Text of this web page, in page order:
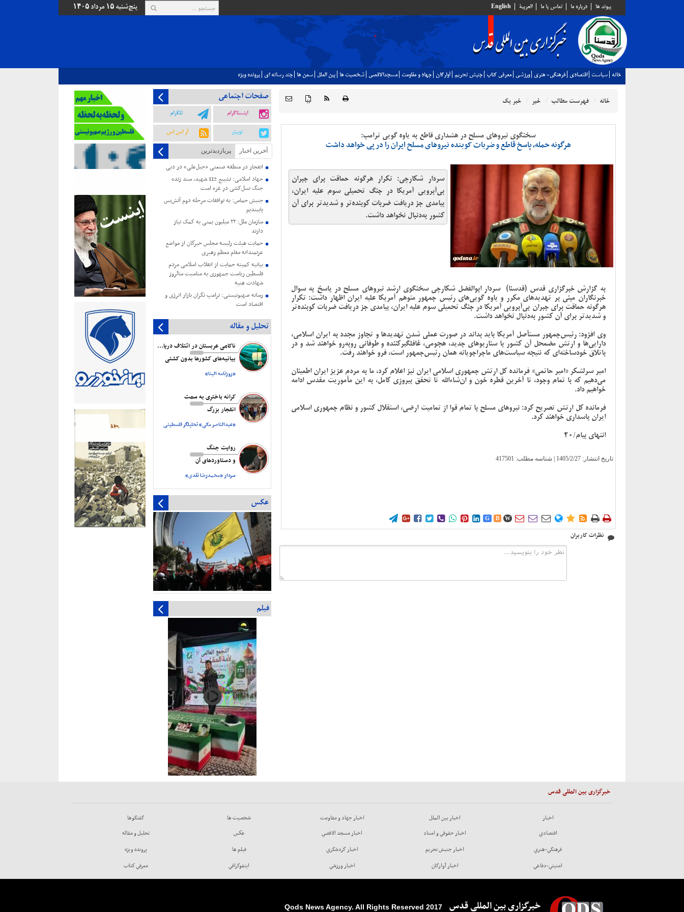
پيوند ها درباره ما تماس با ما العربية English پنج‌شنبه ۱۵ مرداد ۱۴۰۵
خانه سياست اقتصادي فرهنگي- هنري ورزشي معرفي كتاب جنبش تحريم آوارگان جهاد و مقاومت مسجدالاقصي شخصيت ها بين الملل سمن ها چند رسانه اي پرونده ويژه
{ } خانه فهرست مطالب خبر خبر یک
سخنگوی نیروهای مسلح در هشداری قاطع به یاوه گویی ترامپ:
هرگونه حمله، پاسخ قاطع و ضربات کوبنده نیروهای مسلح ایران را در پی خواهد داشت
سردار شکارچی: تکرار هرگونه حماقت برای جبران
بی‌آبرویی آمریکا در جنگ تحمیلی سوم علیه ایران،
پیامدی جز دریافت ضربات کوبنده‌تر و شدیدتر برای آن
کشور به‌دنبال نخواهد داشت.
به گزارش خبرگزاری قدس (قدسنا) سردار ابوالفضل شکارچی سخنگوی ارشد نیرو‌های مسلح در پاسخ به سوال
خبرنگاران مبنی بر تهدید‌های مکرر و یاوه گویی‌های رئیس جمهور متوهم آمریکا علیه ایران اظهار داشت: تکرار
هرگونه حماقت برای جبران بی‌آبرویی آمریکا در جنگ تحمیلی سوم علیه ایران، پیامدی جز دریافت ضربات کوبنده‌تر
و شدیدتر برای آن کشور به‌دنبال نخواهد داشت.
وی افزود: رئیس‌جمهور مستأصل آمریکا باید بداند در صورت عملی شدن تهدید‌ها و تجاوز مجدد به ایران اسلامی،
دارایی‌ها و ارتش مضمحل آن کشور با سناریو‌های جدید، هجومی، غافلگیرکننده و طوفانی روبه‌رو خواهند شد و در
باتلاق خودساخته‌ای که نتیجه سیاست‌های ماجراجویانه همان رئیس‌جمهور است، فرو خواهند رفت.
امیر سرلشکر «امیر حاتمی» فرمانده کل ارتش جمهوری اسلامی ایران نیز اعلام کرد، ما به مردم عزیز ایران اطمینان
می‌دهیم که با تمام وجود، تا آخرین قطره خون و ان‌شاءالله تا تحقق پیروزی کامل، به این مأموریت مقدس ادامه
خواهیم داد.
فرمانده کل ارتش تصریح کرد: نیرو‌های مسلح با تمام قوا از تمامیت ارضی، استقلال کشور و نظام جمهوری اسلامی
ایران پاسداری خواهند کرد.
انتهای پیام/20
تاریخ انتشار:1405/2/27 | شناسه مطلب: 417501
        G B W        
نظرات کاربران
صفحات اجتماعی
اینستاگرام تلگرام
توییتر آر اس اس
آخرین اخبار پربازدیدترین
انفجار در منطقه صنعتی «جبل‌علی» در دبی
جهاد اسلامی: تشییع 112 شهید، سند زنده
جنگ نسل‌کشی در غزه است
جنبش حماس: به توافقات مرحله دوم آتش‌بس
پایبندیم
سازمان ملل: ۲۲ میلیون یمنی به کمک نیاز
دارند
حمایت هیئت رئیسه مجلس خبرگان از مواضع
عزتمندانه مقام معظم رهبری
بیانیه کمیته حمایت از انقلاب اسلامی مردم
فلسطین ریاست جمهوری به مناسبت سالروز
شهادت هنیه
رسانه صهیونیستی: ترامپ نگران بازار انرژی و
اقتصاد است
بیانیه اتحادیه نوجوانان و جوانان مخالف
اشغالگری به مناسبت سالگرد شهادت اسماعیل
هنیه
تداوم هتک‌حرمت مقدسات مسیحی از سوی
صهیونیست ها
هاآرتص: ترامپ استاد لفاظی‌های توخالی است
شبکه پرس‌تی‌وی
نیویورک تایمز: هم‌پیمانان آمریکا نگران شکست
مقابل ایران هستند
تحلیل و مقاله
ناکامی عربستان در ائتلاف دریایی
بیانیه‌های کشورها بدون کشتی
«روزنامه البنا»
کرانه باختری به سمت
انفجار بزرگ
«عبدالناصر مکی» تحلیلگر فلسطینی
روایت جنگ
و دستاورد‌های آن
سردار «محمدرضا نقدی»
عکس
فیلم
خبرگزاری بین المللی قدس
اخبار
اقتصادي
فرهنگي-هنري
امنيتي-دفاعي
اخبار بين الملل
اخبار حقوقي و اسناد
اخبار جنبش تحريم
اخبار آوارگان
اخبار جهاد و مقاومت
اخبار مسجد الاقصي
اخبار گردشگري
اخبار ورزشي
شخصيت ها
عكس
فيلم ها
اينفوگرافي
گفتگوها
تحليل و مقاله
پرونده ويژه
معرفي كتاب
خبرگزاری بین المللی قدس 2017 Qods News Agency. All Rights Reserved